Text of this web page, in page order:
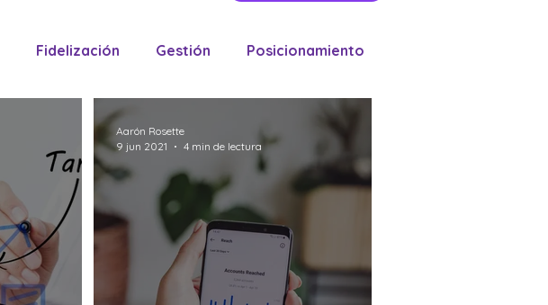
Fidelización Gestión Posicionamiento
Aarón Rosette
9 jun 2021
4 min de lectura